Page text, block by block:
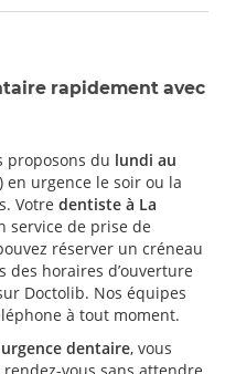
rapidement avec
proposons du lundi au
en urgence le soir ou la
Votre dentiste à La
service de prise de
réserver un créneau
des horaires d’ouverture
Doctolib. Nos équipes
à tout moment.
urgence dentaire, vous
vous sans attendre